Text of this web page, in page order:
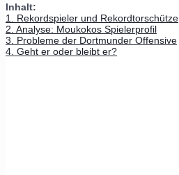
Inhalt:
1. Rekordspieler und Rekordtorschütze
2. Analyse: Moukokos Spielerprofil
3. Probleme der Dortmunder Offensive
4. Geht er oder bleibt er?